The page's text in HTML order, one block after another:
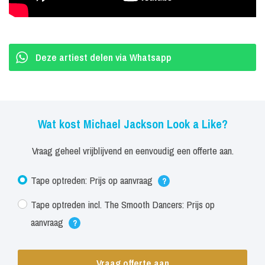
Stilzitten is er echt niet bij.
Boekingen Michael Jackson Look a Like
Nielz geeft al meer dan 30jaar een Michael Jackson Tribute Show
tempo volgen de bekende hits elkaar op. Bij ieder nummer draagt
Michael Jackson in zijn videoclips en concerten droeg. Niels is al
playbackshows. Zijn Michael Jackson hobby, dansen en kleding
ontwerpen, groeide uit tot het verzorgen van vele optredens voor
publiek op bruiloften, bedrijfsfeesten, etc.
Maar ook voor nationale zenders zoals
Deze artiest delen via Whatsapp
Wat kost Michael Jackson Look a Like?
Vraag geheel vrijblijvend en eenvoudig een offerte aan.
Tape optreden: Prijs op aanvraag ?
Tape optreden incl. The Smooth Dancers: Prijs op
aanvraag
?